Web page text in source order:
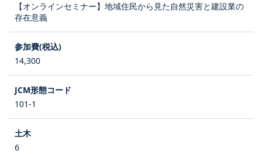
【オンラインセミナー】地域住民から見た自然災害と建設業の
存在意義
14,300
101-1
6